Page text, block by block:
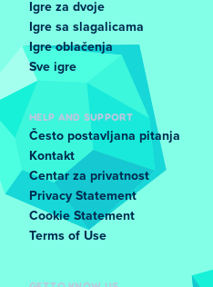
Igre za dvoje
Igre sa slagalicama
Igre oblačenja
Sve igre
HELP AND SUPPORT
Često postavljana pitanja
Kontakt
Centar za privatnost
Privacy Statement
Cookie Statement
Terms of Use